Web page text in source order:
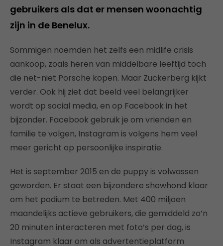
gebruikers als dat er mensen woonachtig
zijn in de Benelux.
Sommigen noemden het zelfs een midlife crisis
aankoop, zoals heren van middelbare leeftijd toch
die net-niet Porsche kopen. Maar Zuckerberg kijkt
verder. Ook hij ziet dat beeld veel belangrijker
wordt op social media, en op Facebook in het
bijzonder. Facebook gebruik je om vrienden en
familie te volgen, Instagram is volgens hem veel
meer gericht op persoonlijke inspiratie.
Het is september 2015 en de puppy is volwassen
geworden. Er staat een bijzondere showhond klaar
om het podium te betreden. Met 400 miljoen
maandelijks actieve gebruikers, die gemiddeld zo’n
20 minuten interacteren met foto’s per dag, is
Instagram klaar om als advertentieplatform